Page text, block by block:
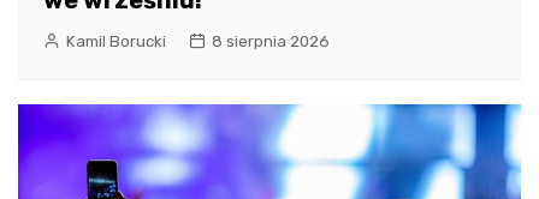
Kamil Borucki 8 sierpnia 2026